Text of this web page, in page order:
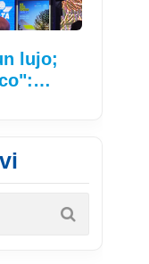
lujo;